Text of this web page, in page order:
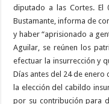
diputado a las Cortes. El
Bustamante, informa de
y haber “aprisionado a
Aguilar, se reúnen los
efectuar la insurrección y
Días antes del 24 de
la elección del cabildo
por su contribución para